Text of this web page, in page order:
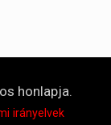
honlapja.
irányelvek